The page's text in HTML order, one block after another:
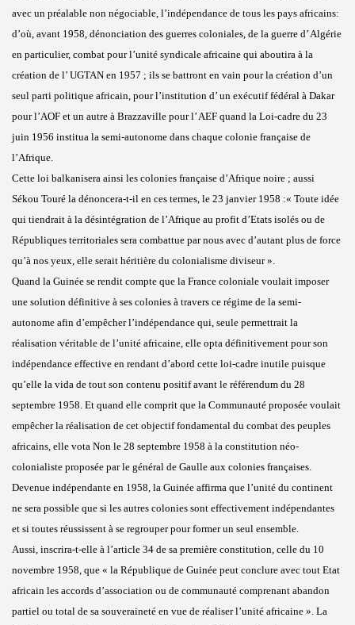
avec un préalable non négociable, l’indépendance de tous les pays africains:
d’où, avant 1958, dénonciation des guerres coloniales, de la guerre d’ Algérie
en particulier, combat pour l’unité syndicale africaine qui aboutira à la
création de l’ UGTAN en 1957 ; ils se battront en vain pour la création d’un
seul parti politique africain, pour l’institution d’ un exécutif fédéral à Dakar
pour l’AOF et un autre à Brazzaville pour l’ AEF quand la Loi-cadre du 23
juin 1956 institua la semi-autonome dans chaque colonie française de
l’Afrique.
Cette loi balkanisera ainsi les colonies française d’Afrique noire ; aussi
Sékou Touré la dénoncera-t-il en ces termes, le 23 janvier 1958 :« Toute idée
qui tiendrait à la désintégration de l’Afrique au profit d’Etats isolés ou de
Républiques territoriales sera combattue par nous avec d’autant plus de force
qu’à nos yeux, elle serait héritière du colonialisme diviseur ».
Quand la Guinée se rendit compte que la France coloniale voulait imposer
une solution définitive à ses colonies à travers ce régime de la semi-
autonome afin d’empêcher l’indépendance qui, seule permettrait la
réalisation véritable de l’unité africaine, elle opta définitivement pour son
indépendance effective en rendant d’abord cette loi-cadre inutile puisque
qu’elle la vida de tout son contenu positif avant le référendum du 28
septembre 1958. Et quand elle comprit que la Communauté proposée voulait
empêcher la réalisation de cet objectif fondamental du combat des peuples
africains, elle vota Non le 28 septembre 1958 à la constitution néo-
colonialiste proposée par le général de Gaulle aux colonies françaises.
Devenue indépendante en 1958, la Guinée affirma que l’unité du continent
ne sera possible que si les autres colonies sont effectivement indépendantes
et si toutes réussissent à se regrouper pour former un seul ensemble.
Aussi, inscrira-t-elle à l’article 34 de sa première constitution, celle du 10
novembre 1958, que « la République de Guinée peut conclure avec tout Etat
africain les accords d’association ou de communauté comprenant abandon
partiel ou total de sa souveraineté en vue de réaliser l’unité africaine ». La